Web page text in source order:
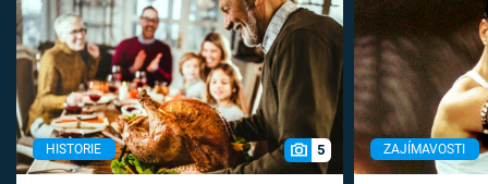
HISTORIE 5 ZAJÍMAVOSTI